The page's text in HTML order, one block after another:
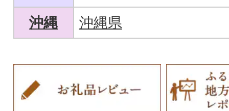
沖縄
沖縄県